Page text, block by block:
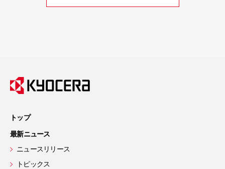
トップ
最新ニュース
ニュースリリース
トピックス